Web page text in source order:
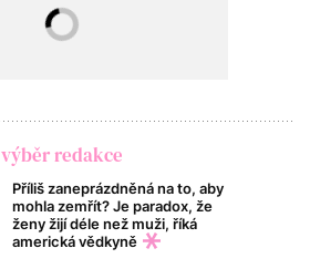
výběr redakce
Příliš zaneprázdněná na to, aby
mohla zemřít? Je paradox, že
ženy žijí déle než muži, říká
americká vědkyně